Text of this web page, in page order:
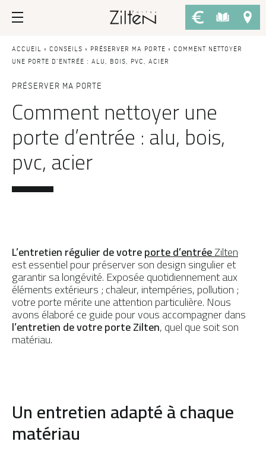
Nos portes d’entrée
PAR TYPE
Porte d’entrée
Porte de service
Porte grand trafic
Porte d'entrée sur-mesure
PAR STYLE
Portes d’entrée traditionnelles
Portes d’entrée vitrées
PAR MATÉRIAU
Portes d’entrée Aluminium
Portes d'entrée Acier
Portes d’entrée Bois
Conseils
LE CHOIX
Savoir-faire
Design
Inspirations
LES ATOUTS
Performances
Fiscalité
L'ENTRETIEN
Préserver ma porte
ACCUEIL » CONSEILS » PRÉSERVER MA PORTE » COMMENT NETTOYER
UNE PORTE D’ENTRÉE : ALU, BOIS, PVC, ACIER
PRÉSERVER MA PORTE
Comment nettoyer une
porte d’entrée : alu, bois,
pvc, acier
L’entretien régulier de votreporte d’entréeZilten
est essentiel pour préserver son design singulier et
garantir sa longévité. Exposée quotidiennement aux
éléments extérieurs ; chaleur, intempéries, pollution ;
votre porte mérite une attention particulière. Nous
avons élaboré ce guide pour vous accompagner dans
l’entretien de votre porte Zilten, quel que soit son
matériau.
Un entretien adapté à chaque
matériau